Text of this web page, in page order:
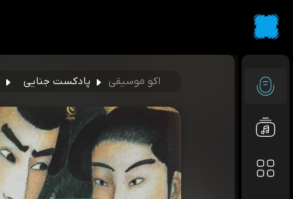
اکو موسیقی پادکست جنایی